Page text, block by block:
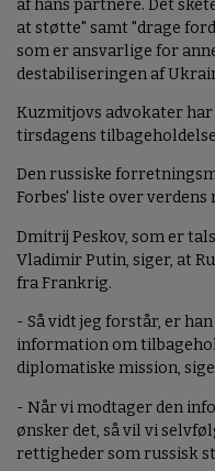
af hans partnere. Det
at støtte" samt "drage
som er ansvarlige for
destabiliseringen af
Kuzmitjovs advokater
tirsdagens
Den russiske
Forbes' liste over verdens
Dmitrij Peskov, som er
Vladimir Putin, siger, at
fra Frankrig.
- Så vidt jeg forstår, er
information om
diplomatiske mission,
- Når vi modtager den
ønsker det, så vil vi
rettigheder som russisk